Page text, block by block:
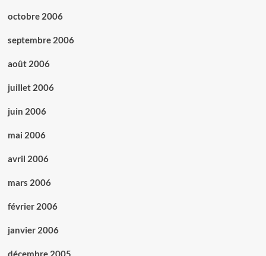
octobre 2006
septembre 2006
août 2006
juillet 2006
juin 2006
mai 2006
avril 2006
mars 2006
février 2006
janvier 2006